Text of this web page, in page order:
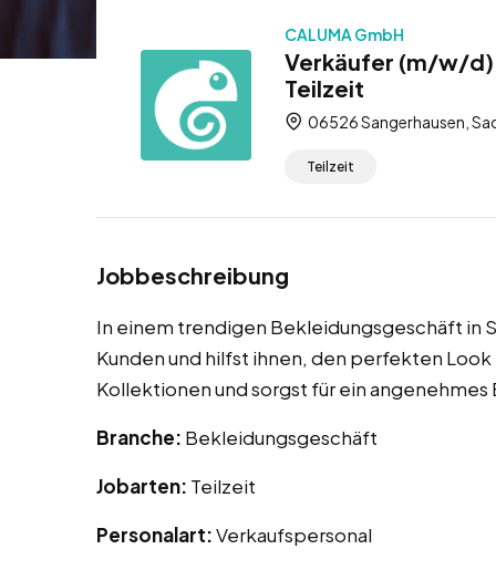
CALUMA GmbH
Verkäufer (m/w/d)
Teilzeit
06526 Sangerhausen,
Teilzeit
Jobbeschreibung
In einem trendigen Bekleidungsgeschäft in
Kunden und hilfst ihnen, den perfekten
Kollektionen und sorgst für ein
Branche: Bekleidungsgeschäft
Jobarten: Teilzeit
Personalart:Verkaufspersonal